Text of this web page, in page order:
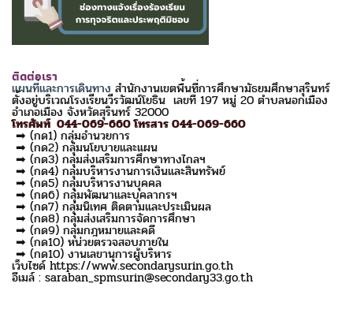
ติดต่อเรา
แผนที่และการเดินทางสำนักงานเขตพื้นที่การศึกษามัธยมศึกษาสุรินทร์
ตั้งอยู่บริเวณโรงเรียนวีรวัฒน์โยธิน เลขที่ 197 หมู่ 20 ตำบลนอกเมือง
อำเภอเมือง จังหวัดสุรินทร์ 32000
โทรศัพท์ 044-069-660 โทรสาร 044-069-660
➡ (กด1) กลุ่มอำนวยการ
➡ (กด2) กลุ่มนโยบายและแผน
➡ (กด3) กลุ่มส่งเสริมการศึกษาทางไกลฯ
➡ (กด4) กลุ่มบริหารงานการเงินและสินทรัพย์
➡ (กด5) กลุ่มบริหารงานบุคคล
➡ (กด6) กลุ่มพัฒนาและบุคลากรฯ
➡ (กด7) กลุ่มนิเทศ ติดตามและประเมินผล
➡ (กด8) กลุ่มส่งเสริมการจัดการศึกษา
➡ (กด9) กลุ่มกฎหมายและคดี
➡ (กด10) หน่วยตรวจสอบภายใน
➡ (กด10) งานเลขานุการผู้บริหาร
เว็บไซด์ https://www.secondarysurin.go.th
อีเมล์ : saraban_spmsurin@secondary33.go.th